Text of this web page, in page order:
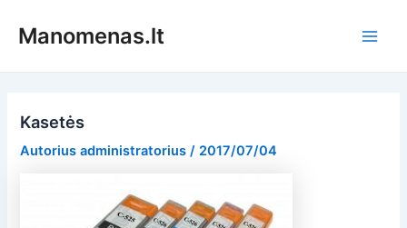
prieManomenas.lt
Kasetės
Autorius administratorius/ 2017/07/04